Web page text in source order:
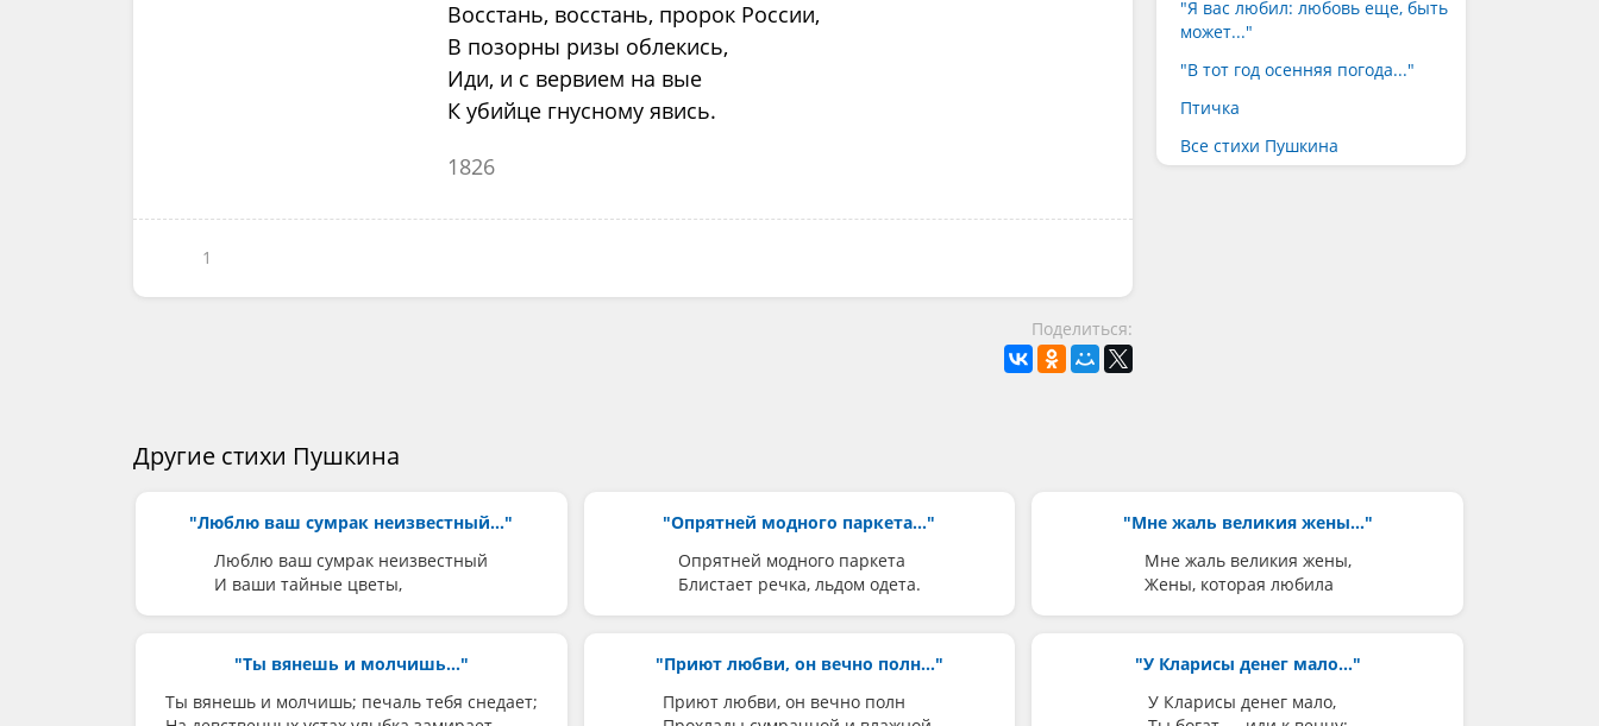
Восстань, восстань, пророк России,
В позорны ризы облекись,
Иди, и с вервием на вые
К убийце гнусному явись.
1826
1
Поделиться:
"Я вас любил: любовь еще, быть
может..."
"В тот год осенняя погода..."
Птичка
Все стихи Пушкина
Другие стихи Пушкина
"Люблю ваш сумрак неизвестный..."
Люблю ваш сумрак неизвестный
И ваши тайные цветы,
"Опрятней модного паркета..."
Опрятней модного паркета
Блистает речка, льдом одета.
"Мне жаль великия жены..."
Мне жаль великия жены,
Жены, которая любила
"Ты вянешь и молчишь..."
Ты вянешь и молчишь; печаль тебя снедает;
"Приют любви, он вечно полн..."
Приют любви, он вечно полн
"У Кларисы денег мало..."
У Кларисы денег мало,